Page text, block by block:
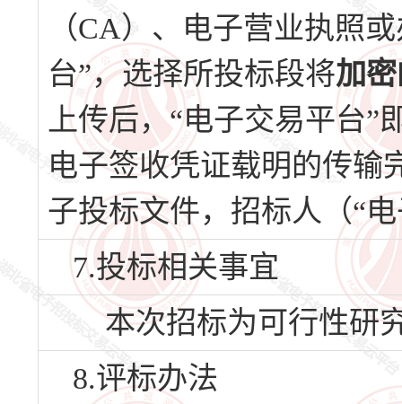
（CA）、电子营业执照
台”，选择所投标段将加
上传后，“电子交易平台
电子签收凭证载明的传输
子投标文件，招标人（“
7.投标相关事宜
本次招标为可行性研
8.评标办法